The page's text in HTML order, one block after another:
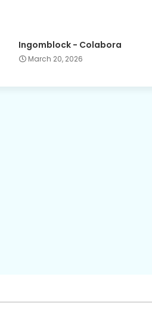
Ingomblock - Colabora
March 20, 2026